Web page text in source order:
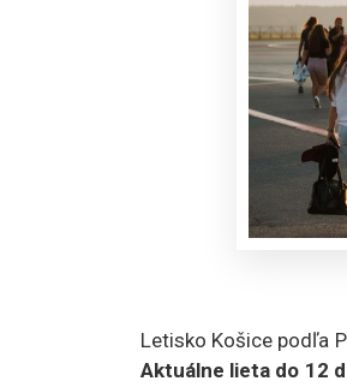
Letisko Košice podľa
Aktuálne lieta do 12